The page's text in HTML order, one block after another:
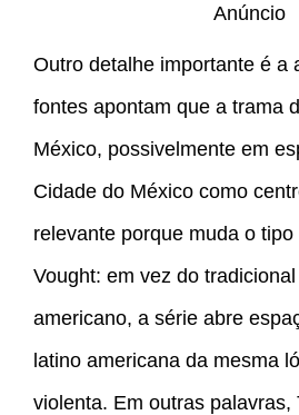
Anúncio
Outro detalhe importante é a
fontes apontam que a trama
México, possivelmente em
Cidade do México como
relevante porque muda o
Vought: em vez do
americano, a série abre
latino americana da mesma
violenta. Em outras palavras,